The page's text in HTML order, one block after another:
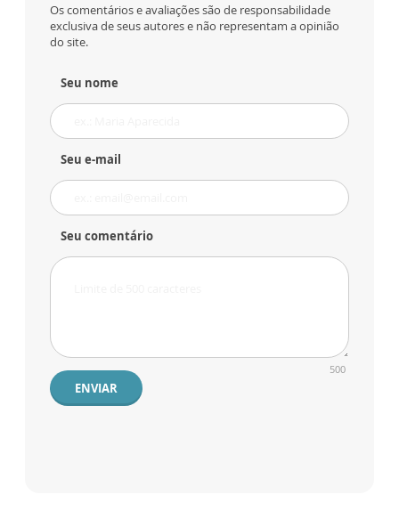
Os comentários e avaliações são de responsabilidade
exclusiva de seus autores e não representam a opinião
do site.
Seu nome
Seu e-mail
Seu comentário
500
ENVIAR